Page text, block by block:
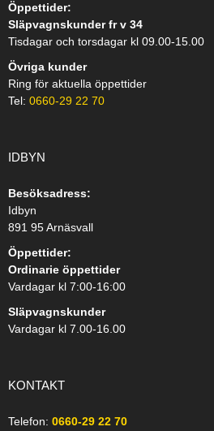
Öppettider:
Släpvagnskunder fr v 34
Tisdagar och torsdagar kl 09.00-15.00
Övriga kunder
Ring för aktuella öppettider
Tel: 0660-29 22 70
IDBYN
Besöksadress:
Idbyn
891 95 Arnäsvall
Öppettider:
Ordinarie öppettider
Vardagar kl 7:00-16:00
Släpvagnskunder
Vardagar kl 7.00-16.00
KONTAKT
Telefon: 0660-29 22 70